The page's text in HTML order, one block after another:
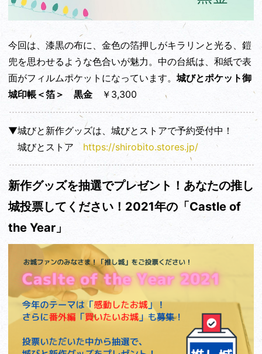
今回は、漆黒の布に、金色の箔押しがキラリンと光る、鎧
兜を思わせるような色合いが魅力。中の台紙は、和紙で表
面がフィルムポケットになっています。 城びとポケット御
城印帳＜箔＞ 黒金
￥3,300
▼城びと新作グッズは、城びとストアで予約受付中！
城びとストア https://shirobito.stores.jp/
新作グッズを抽選でプレゼント！あなたの推し
城投票してください！2021年の「Castle of
the Year」